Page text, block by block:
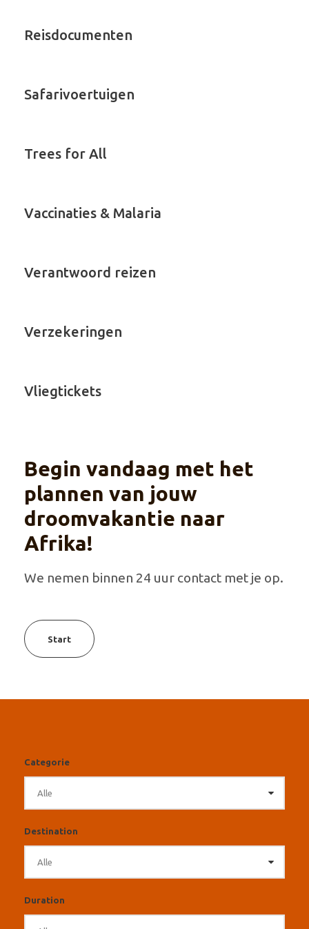
Reisdocumenten
Safarivoertuigen
Trees for All
Vaccinaties & Malaria
Verantwoord reizen
Verzekeringen
Vliegtickets
Begin vandaag met het
plannen van jouw
droomvakantie naar
Afrika!
We nemen binnen 24 uur contact met je op.
Start
Categorie
Destination
Duration